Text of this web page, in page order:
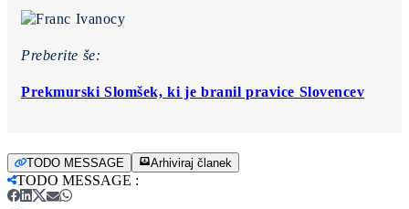
Preberite še:
Prekmurski Slomšek, ki je branil pravice Slovencev
TODO MESSAGE Arhiviraj članek
TODO MESSAGE :